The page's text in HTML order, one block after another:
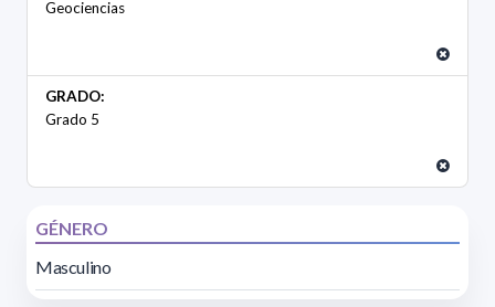
Geociencias
GRADO:
Grado 5
GÉNERO
Masculino